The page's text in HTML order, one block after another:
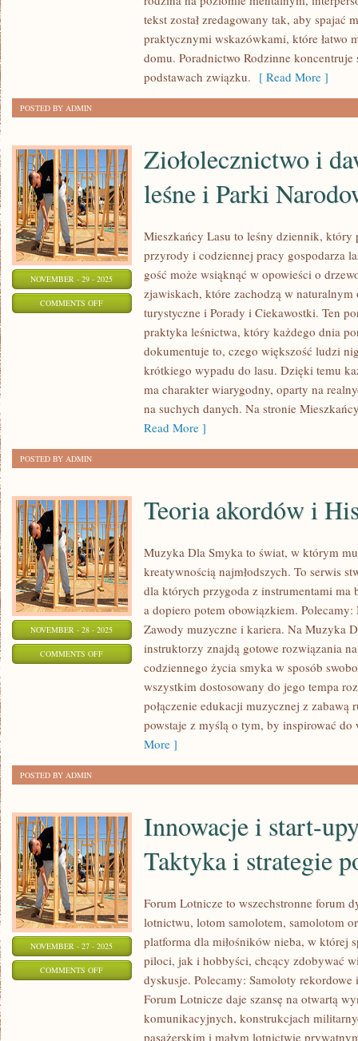
tekst został zredagowany tak, aby spajać
praktycznymi wskazówkami, które łatwo
domu. Poradnictwo Rodzinne
podstawach związku. [ Read More ]
POSTED BY ADMIN
NOVEMBER - 29 - 2025
COMMENTS OFFON
ZIOŁOLECZNICTWO
POLSCE
Ziołolecznictwo i
leśne i Parki
Mieszkańcy Lasu to leśny dziennik, który
przyrody i codziennej pracy gospodarza
gość może wsiąknąć w opowieści o
zjawiskach, które zachodzą w
turystyczne i Porady i Ciekawostki. Ten
praktyka leśnictwa, który każdego dnia
dokumentuje to, czego większość ludzi
krótkiego wypadu do lasu. Dzięki temu
ma charakter wiarygodny, oparty na
na suchych danych. Na stronie
Read More ]
POSTED BY ADMIN
NOVEMBER - 28 - 2025
COMMENTS OFFON
Teoria akordów i
Muzyka Dla Smyka to świat, w którym
kreatywnością najmłodszych. To serwis
dla których przygoda z instrumentami ma
a dopiero potem obowiązkiem.
Zawody muzyczne i kariera. Na Muzyka
instruktorzy znajdą gotowe rozwiązania
codziennego życia smyka w sposób
wszystkim dostosowany do jego tempa
połączenie edukacji muzycznej z zabawą
powstaje z myślą o tym, by inspirować do
More ]
POSTED BY ADMIN
NOVEMBER - 27 - 2025
COMMENTS OFFON
Innowacje i start-
Taktyka i strategie
Forum Lotnicze to wszechstronne forum
lotnictwu, lotom samolotem, samolotom
platforma dla miłośników nieba, w której
piloci, jak i hobbyści, chcący zdobywać
dyskusje. Polecamy: Samoloty rekordowe
Forum Lotnicze daje szansę na otwartą
komunikacyjnych, konstrukcjach
pasażerskim i małym lotnictwie